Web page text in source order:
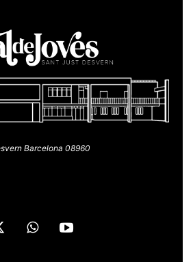
Barcelona 08960